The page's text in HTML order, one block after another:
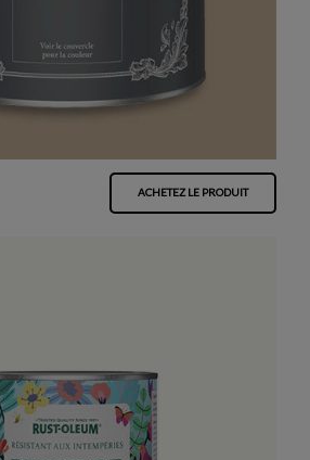
ACHETEZ LE PRODUIT